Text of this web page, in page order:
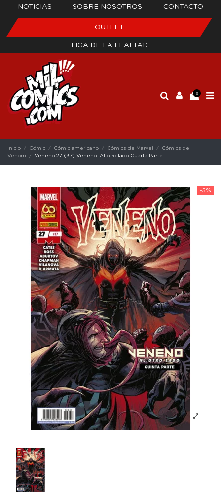
NOTICIAS SOBRE NOSOTROS CONTACTO
OUTLET
LIGA DE LA LEALTAD
0
Inicio Cómic Cómic americano Cómics de Marvel
Cómics de
Venom
Veneno 27 (37) Veneno: Al otro lado Cuarta Parte
-5%